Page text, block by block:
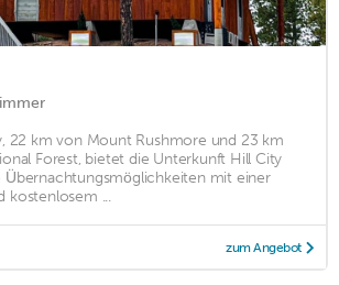
22 km von Mount Rushmore und 23 km
Forest, bietet die Unterkunft Hill City
Übernachtungsmöglichkeiten mit einer
kostenlosem ...
zum Angebot